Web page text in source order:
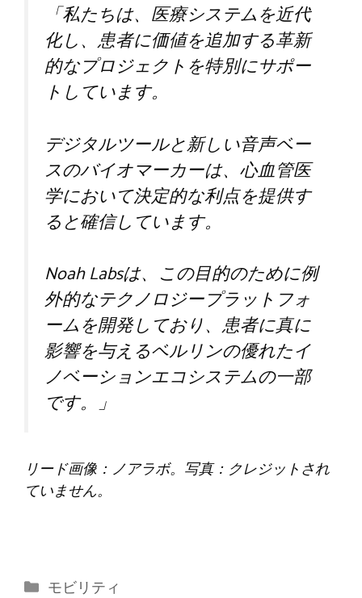
「私たちは、医療システムを近代
化し、患者に価値を追加する革新
的なプロジェクトを特別にサポー
トしています。
デジタルツールと新しい音声ベー
スのバイオマーカーは、心血管医
学において決定的な利点を提供す
ると確信しています。
Noah Labsは、この目的のために例
外的なテクノロジープラットフォ
ームを開発しており、患者に真に
影響を与えるベルリンの優れたイ
ノベーションエコシステムの一部
です。」
リード画像：ノアラボ。写真：クレジットされ
ていません。
カ
モビリティ